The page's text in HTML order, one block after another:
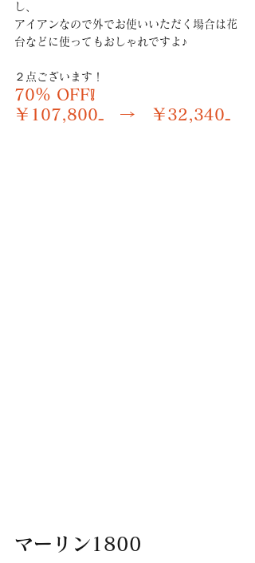
し、
アイアンなので外でお使いいただく場合は花
台などに使ってもおしゃれですよ♪
２点ございます！
70％ OFF❕
￥107,800₋　→　￥32,340₋
マーリン1800